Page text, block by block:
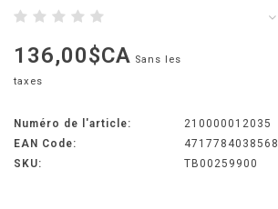
136,00$CA Sans les
taxes
Numéro de l'article:
210000012035
EAN Code:
4717784038568
SKU:
TB00259900